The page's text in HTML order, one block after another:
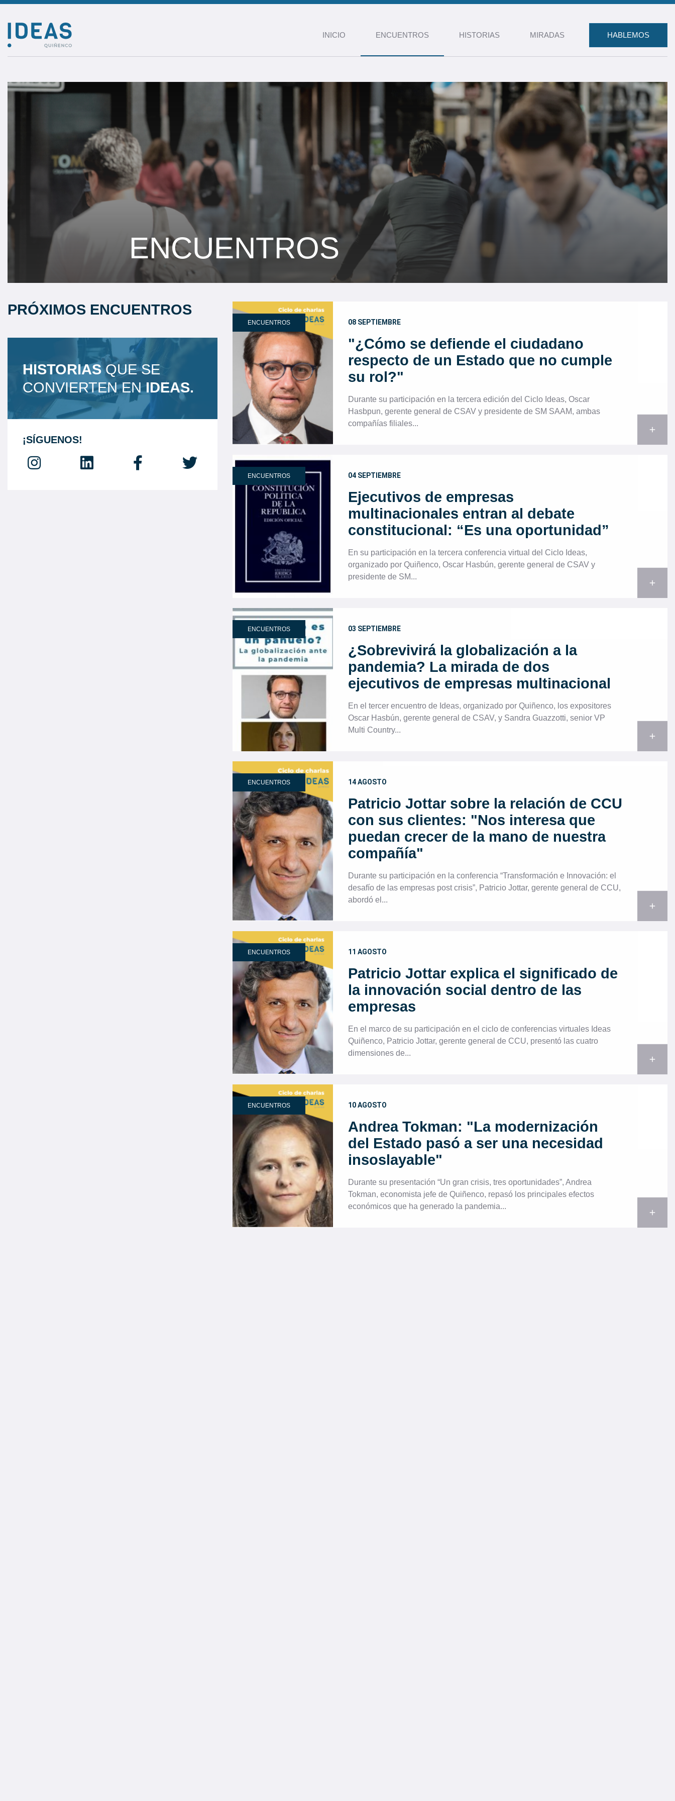
INICIO ENCUENTROS HISTORIAS MIRADAS HABLEMOS
ENCUENTROS
PRÓXIMOS ENCUENTROS
HISTORIASQUE SE
CONVIERTEN ENIDEAS.
¡SÍGUENOS!
ENCUENTROS 08 SEPTIEMBRE
"¿Cómo se defiende el ciudadano
respecto de un Estado que no cumple
su rol?"
Durante su participación en la tercera edición del Ciclo Ideas, Oscar
Hasbpun, gerente general de CSAV y presidente de SM SAAM, ambas
compañías filiales...
add
ENCUENTROS 04 SEPTIEMBRE
Ejecutivos de empresas
multinacionales entran al debate
constitucional: “Es una oportunidad”
En su participación en la tercera conferencia virtual del Ciclo Ideas,
organizado por Quiñenco, Oscar Hasbún, gerente general de CSAV y
presidente de SM...
add
ENCUENTROS 03 SEPTIEMBRE
¿Sobrevivirá la globalización a la
pandemia? La mirada de dos
ejecutivos de empresas multinacional
En el tercer encuentro de Ideas, organizado por Quiñenco, los expositores
Oscar Hasbún, gerente general de CSAV, y Sandra Guazzotti, senior VP
Multi Country...
add
ENCUENTROS 14 AGOSTO
Patricio Jottar sobre la relación de CCU
con sus clientes: "Nos interesa que
puedan crecer de la mano de nuestra
compañía"
Durante su participación en la conferencia “Transformación e Innovación: el
desafío de las empresas post crisis”, Patricio Jottar, gerente general de CCU,
abordó el...
add
ENCUENTROS 11 AGOSTO
Patricio Jottar explica el significado de
la innovación social dentro de las
empresas
En el marco de su participación en el ciclo de conferencias virtuales Ideas
Quiñenco, Patricio Jottar, gerente general de CCU, presentó las cuatro
dimensiones de...
add
ENCUENTROS 10 AGOSTO
Andrea Tokman: "La modernización
del Estado pasó a ser una necesidad
insoslayable"
Durante su presentación “Un gran crisis, tres oportunidades”, Andrea
Tokman, economista jefe de Quiñenco, repasó los principales efectos
económicos que ha generado la pandemia...
add